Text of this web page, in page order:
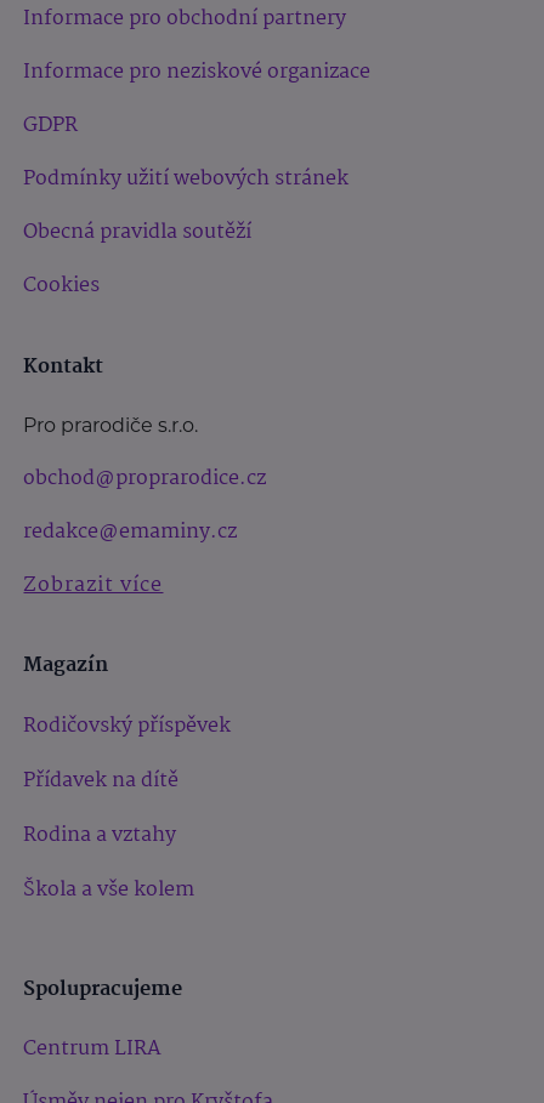
Informace pro obchodní partnery
Informace pro neziskové organizace
GDPR
Podmínky užití webových stránek
Obecná pravidla soutěží
Cookies
Kontakt
Pro prarodiče s.r.o.
obchod@proprarodice.cz
redakce@emaminy.cz
Zobrazit více
Magazín
Rodičovský příspěvek
Přídavek na dítě
Rodina a vztahy
Škola a vše kolem
Spolupracujeme
Centrum LIRA